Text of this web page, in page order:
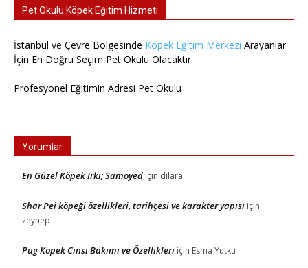
Pet Okulu Köpek Eğitim Hizmeti
İstanbul ve Çevre Bölgesinde Köpek Eğitim Merkezi Arayanlar
İçin En Doğru Seçim Pet Okulu Olacaktır.
Profesyonel Eğitimin Adresi Pet Okulu
Yorumlar
En Güzel Köpek Irkı; Samoyed için dilara
Shar Pei köpeği özellikleri, tarihçesi ve karakter yapısı için
zeynep
Pug Köpek Cinsi Bakımı ve Özellikleri için Esma Yutku